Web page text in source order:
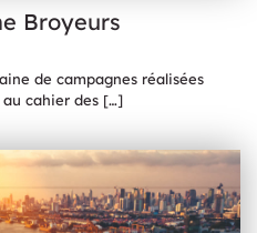
Broyeurs
de campagnes réalisées
cahier des […]